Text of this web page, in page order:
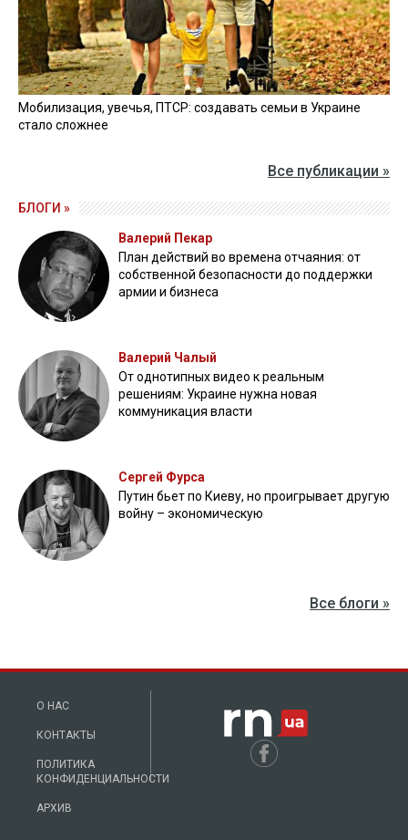
Мобилизация, увечья, ПТСР: создавать семьи в Украине
стало сложнее
Все публикации »
БЛОГИ »
Валерий Пекар
План действий во времена отчаяния: от
собственной безопасности до поддержки
армии и бизнеса
Валерий Чалый
От однотипных видео к реальным
решениям: Украине нужна новая
коммуникация власти
Сергей Фурса
Путин бьет по Киеву, но проигрывает другую
войну – экономическую
Все блоги »
О НАС
КОНТАКТЫ
ПОЛИТИКА
КОНФИДЕНЦИАЛЬНОСТИ
АРХИВ